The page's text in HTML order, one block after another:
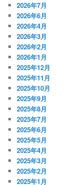
2026年7月
2026年6月
2026年4月
2026年3月
2026年2月
2026年1月
2025年12月
2025年11月
2025年10月
2025年9月
2025年8月
2025年7月
2025年6月
2025年5月
2025年4月
2025年3月
2025年2月
2025年1月